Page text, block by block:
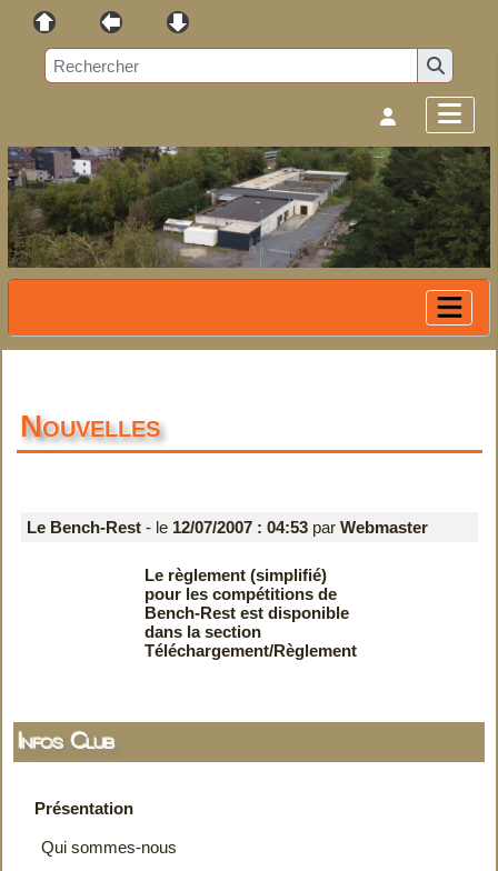
Infos Club
Présentation
Qui sommes-nous
Nouvelles
Le Bench-Rest - le 12/07/2007 : 04:53par Webmaster
Le règlement (simplifié)
pour les compétitions de
Bench-Rest est disponible
dans la section
Téléchargement/Règlement